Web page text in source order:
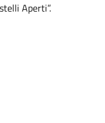
Aperti”.